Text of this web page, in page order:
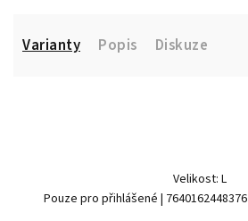
Varianty Popis Diskuze
Velikost: L
Pouze pro přihlášené | 7640162448376